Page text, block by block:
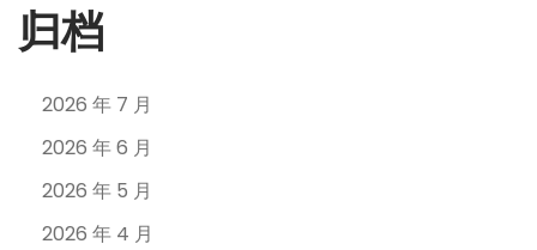
归档
2026 年 7 月
2026 年 6 月
2026 年 5 月
2026 年 4 月